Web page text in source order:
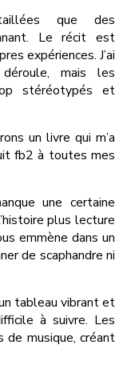
que des
Le récit est
expériences. J’ai
mais les
stéréotypés et
un livre qui m’a
fb2 à toutes mes
une certaine
plus lecture
emmène dans un
de scaphandre ni
tableau vibrant et
à suivre. Les
musique, créant